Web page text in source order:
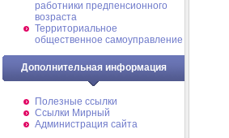
работники предпенсионного
возраста
Территориальное
общественное самоуправление
Дополнительная информация
Полезные ссылки
Ссылки Мирный
Администрация сайта